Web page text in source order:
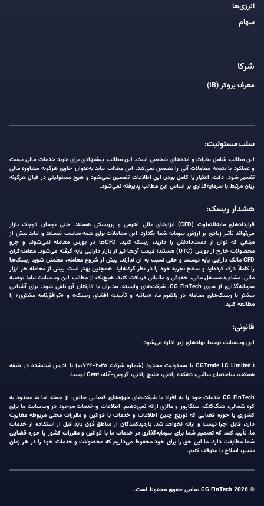
انرژی‌ها
سهام
شرکا
معرف بروکر (IB)
سلب‌مسئولیت:
این مطالب شامل نظرات و ایده‌های شخصی است. این مطالب پیشنهادی برای خرید خدمات مالی نیست
و عملکرد یا نتیجه معاملات آتی را تضمین نمی‌کند. این مطالب نباید به‌عنوان حاوی هرگونه مشاوره مالی
تفسیر شود. دقت، اعتبار یا کامل بودن این اطلاعات تضمین نمی‌شود و هیچ مسئولیتی در قبال هرگونه
زیان مرتبط با سرمایه‌گذاری بر اساس این مطالب پذیرفته نمی‌شود.
هشدار ریسک:
قراردادهای مابه‌التفاوت (CFD) ابزارهای مالی اهرمی و پرریسکی هستند. حتی نوسان کوچک بازار
می‌تواند تأثیر زیادی بر ارزش سرمایه شما بگذارد. این معاملات برای همه مناسب نیستند و نباید بیش از
مبلغی که توان از دست‌دادنش را دارید، ریسک کنید. CFDها در بورس معامله نمی‌شوند و جزو
محصولات خارج از بورس (OTC) هستند؛ قیمت آن‌ها نیز از بازار دارایی پایه گرفته می‌شود. معامله‌گران
CFD مالک دارایی پایه نیستند و حقی نسبت به آن ندارند. پیش از شروع معامله، مطمئن شوید ریسک‌ها
را کاملاً درک کرده‌اید و سطح تجربه خود را در نظر گرفته‌اید. همچنین بهتر است پیش از معامله هر ابزار
مالی، مشاوره مستقل مالی، حقوقی و مالیاتی دریافت کنید. هیچ‌یک از مطالب این وب‌سایت نباید توصیه
سرمایه‌گذاری از سوی CG FinTech، شرکت‌های وابسته، مدیران یا کارکنان آن تلقی شود. برای آشنایی
بیشتر با ریسک‌های معامله در پلتفرم ما، «بیانیه و تأییدیه افشای ریسک» و «توافق‌نامه مشتری» را
مطالعه کنید.
قانونی:
این وب‌سایت توسط نهادهای زیر اداره می‌شود:
۱.CGTrade LC Limited با مسئولیت محدود (شماره شرکت ۲۰۲۵-۰۰۷۲۴) با آدرس ثبت‌شده در طبقه
همکف، ساختمان ساثبی، دهکده رادنی، خلیج رادنی، گروس-آیله، Cent لوسیا.
CG FinTech خدمات خود را به افراد یا شرکت‌های حوزه‌های قضایی خاص، از جمله اما نه محدود به
کره شمالی، هنگ‌کنگ، سنگاپور و مالزی ارائه نمی‌دهیم. اطلاعات و خدمات موجود در وب‌سایت ما برای
کشوری یا حوزه قضایی که توزیع چنین اطلاعات و خدمات با قوانین و مقررات محلی مربوطه مغایرت
دارد، قابل اجرا نیست و ارائه نخواهد شد. بازدیدکنندگان از مناطق فوق باید قبل از استفاده از خدمات
ما، تأیید کنند که تصمیم شما برای سرمایه‌گذاری در خدمات ما با قوانین و مقررات کشور یا حوزه قضایی
شما مطابقت دارد. ما این حق را برای خود محفوظ می‌داریم که محصولات و خدمات خود را در هر زمان
تغییر، اصلاح یا متوقف کنیم.
© 2026 CG FinTech تمامی حقوق محفوظ است.